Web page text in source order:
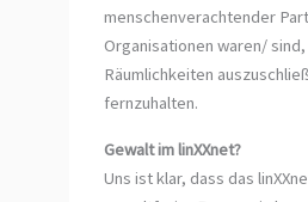
menschenverachtender
Organisationen waren/
Räumlichkeiten
fernzuhalten.
Gewalt im linXXnet?
Uns ist klar, dass das